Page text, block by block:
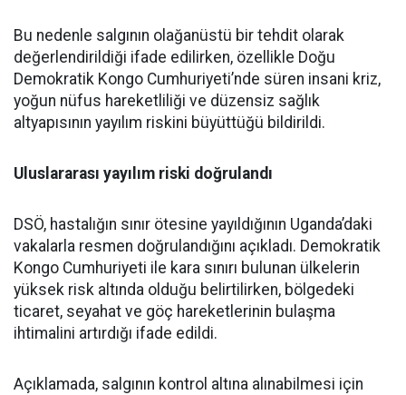
Bu nedenle salgının olağanüstü bir tehdit olarak
değerlendirildiği ifade edilirken, özellikle Doğu
Demokratik Kongo Cumhuriyeti’nde süren insani kriz,
yoğun nüfus hareketliliği ve düzensiz sağlık
altyapısının yayılım riskini büyüttüğü bildirildi.
Uluslararası yayılım riski doğrulandı
DSÖ, hastalığın sınır ötesine yayıldığının Uganda’daki
vakalarla resmen doğrulandığını açıkladı. Demokratik
Kongo Cumhuriyeti ile kara sınırı bulunan ülkelerin
yüksek risk altında olduğu belirtilirken, bölgedeki
ticaret, seyahat ve göç hareketlerinin bulaşma
ihtimalini artırdığı ifade edildi.
Açıklamada, salgının kontrol altına alınabilmesi için